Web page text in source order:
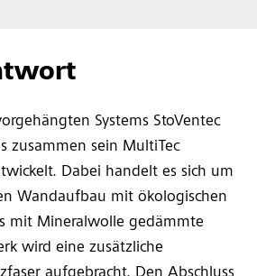
Systems StoVentec
zusammen sein MultiTec
Dabei handelt es sich um
Wandaufbau mit ökologischen
mit Mineralwolle gedämmte
wird eine zusätzliche